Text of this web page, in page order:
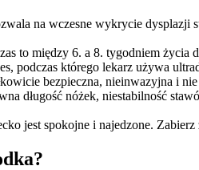
na wczesne wykrycie
to między 6. a 8. tygodniem życia
podczas którego lekarz używa
bezpieczna, nieinwazyjna i
długość nóżek, niestabilność
jest spokojne i najedzone.